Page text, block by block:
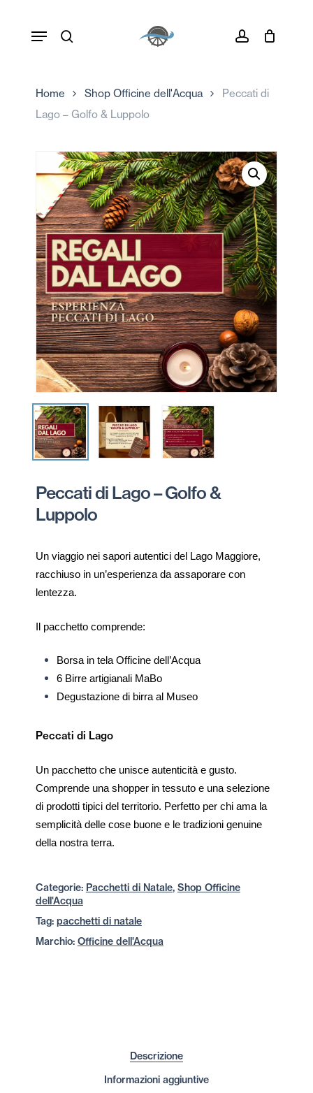
Menu
Home Shop Officine dell'Acqua
Peccati di
Lago – Golfo & Luppolo
Peccati di Lago – Golfo &
Luppolo
Un viaggio nei sapori autentici del Lago Maggiore,
racchiuso in un’esperienza da assaporare con
lentezza.
Il pacchetto comprende:
Borsa in tela Officinedell’Acqua
6 Birre artigianali MaBo
Degustazione di birra al Museo
Peccati di Lago
Un pacchetto che unisce autenticità e gusto.
Comprende una shopper in tessuto e una selezione
di prodotti tipici del territorio. Perfetto per chi ama la
semplicità delle cose buone e le tradizioni genuine
della nostra terra.
Categorie: Pacchetti di Natale, Shop Officine
dell'Acqua
Tag: pacchetti di natale
Marchio: Officine dell'Acqua
Descrizione
Informazioni aggiuntive